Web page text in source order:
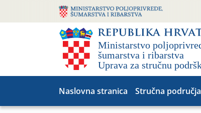
Naslovna stranica Stručna područja